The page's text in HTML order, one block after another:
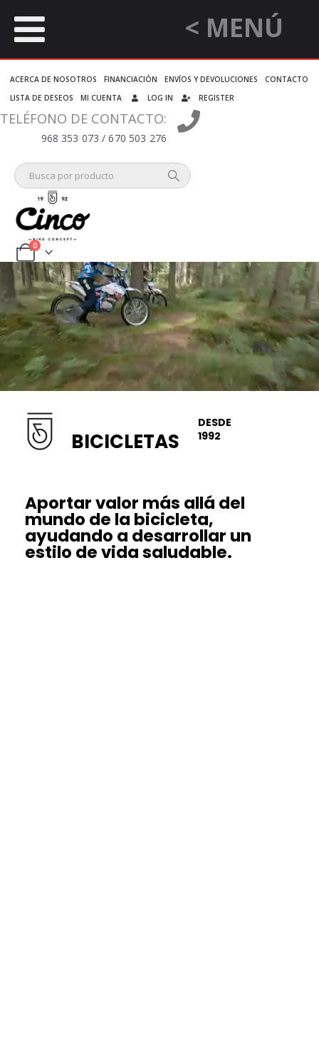
< MENÚ
ACERCA DE NOSOTROS FINANCIACIÓN ENVÍOS Y DEVOLUCIONES
CONTACTO
LISTA DE DESEOS
MI CUENTA LOG IN REGISTER
TELÉFONO DE CONTACTO:
968 353 073 / 670 503 276
0
BICICLETAS
DESDE
1992
Aportar valor más allá del
mundo de la bicicleta,
ayudando a desarrollar un
estilo de vida saludable.